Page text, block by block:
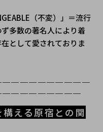
（不変）」＝流行
多数の著名人により着
として愛されておりま
える原宿との関